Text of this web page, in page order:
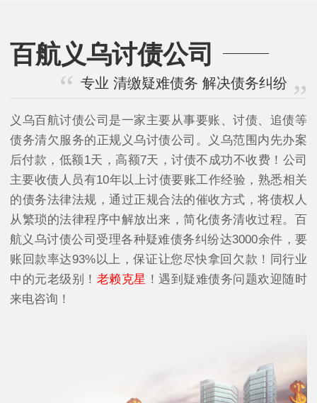
百航义乌讨债公司
专业 清缴疑难债务 解决债务纠纷
义乌百航讨债公司是一家主要从事要账、讨债、追债等
债务清欠服务的正规义乌讨债公司。义乌范围内先办案
后付款，低额1天，高额7天，讨债不成功不收费！公司
主要收债人员有10年以上讨债要账工作经验，熟悉相关
的债务法律法规，通过正规合法的催收方式，将债权人
从繁琐的法律程序中解放出来，简化债务清收过程。百
航义乌讨债公司受理各种疑难债务纠纷达3000余件，要
账回款率达93%以上，保证让您尽快拿回欠款！同行业
中的元老级别！ 老赖克星 ！遇到疑难债务问题欢迎随时
来电咨询！